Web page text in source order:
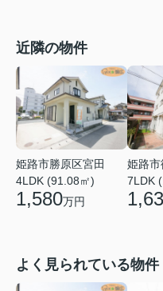
近隣の物件
姫路市勝原区宮田
4LDK (91.08㎡)
1,580万円
姫路市
7LDK
よく見られている物件